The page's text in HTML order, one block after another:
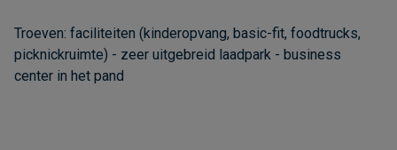
Troeven: faciliteiten (kinderopvang, basic-fit, foodtrucks,
picknickruimte) - zeer uitgebreid laadpark - business
center in het pand